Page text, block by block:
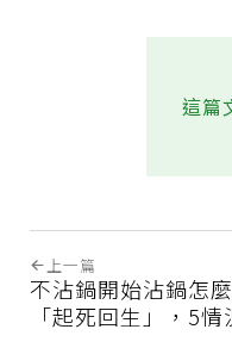
這篇
上一篇
不沾鍋開始沾鍋怎
「起死回生」，5情